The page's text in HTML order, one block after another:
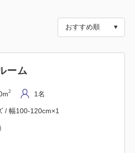
ついて（2022年12月1日より
かかるエネルギー使用量を抑え
にCO2の削減に取り組んでま
により「フル清掃」の対応も行
ーム
2 1名
/ 幅100-120cm×1